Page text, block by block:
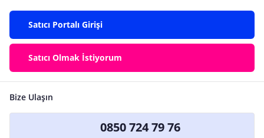
Satıcı Portalı Girişi
Satıcı Olmak İstiyorum
Bize Ulaşın
0850 724 79 76